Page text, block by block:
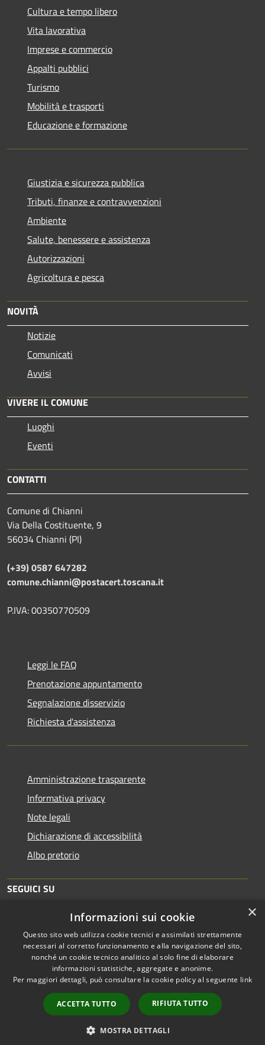
Cultura e tempo libero
Vita lavorativa
Imprese e commercio
Appalti pubblici
Turismo
Mobilità e trasporti
Educazione e formazione
Giustizia e sicurezza pubblica
Tributi, finanze e contravvenzioni
Ambiente
Salute, benessere e assistenza
Autorizzazioni
Agricoltura e pesca
NOVITÀ
Notizie
Comunicati
Avvisi
VIVERE IL COMUNE
Luoghi
Eventi
CONTATTI
Comune di Chianni
Via Della Costituente, 9
56034 Chianni (PI)
(+39) 0587 647282
comune.chianni@postacert.toscana.it
P.IVA: 00350770509
Leggi le FAQ
Prenotazione appuntamento
Segnalazione disservizio
Richiesta d'assistenza
Amministrazione trasparente
Informativa privacy
Note legali
Dichiarazione di accessibilità
Albo pretorio
SEGUICI SU
Instagram
Accessibilità
Copyright © 2026 • Comune di
Chianni • Powered by
Municipium•
Accesso
redazione
×
Informazioni sui cookie
Questo sito web utilizza cookie tecnici e assimilati strettamente
necessari al corretto funzionamento e alla navigazione del sito,
nonché un cookie tecnico analitico al solo fine di elaborare
informazioni statistiche, aggregate e anonime.
Per maggiori dettagli, può consultare la cookie policy al seguente link
ACCETTA TUTTO RIFIUTA TUTTO
MOSTRA DETTAGLI